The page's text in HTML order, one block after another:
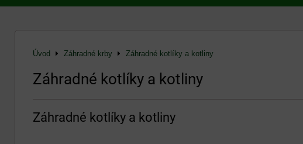
Úvod Záhradné krby Záhradné kotlíky a kotliny
Záhradné kotlíky a kotliny
Záhradné kotlíky a kotliny